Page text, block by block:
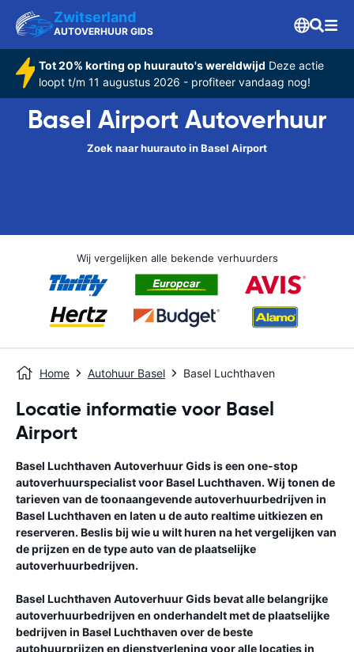
Zwitserland
AUTOVERHUUR GIDS
Tot 20% korting op huurauto's wereldwijd Deze actie
loopt t/m 11 augustus 2026 - profiteer vandaag nog!
Basel Airport Autoverhuur
Zoek naar huurauto in Basel Airport
Wij vergelijken alle bekende verhuurders
Home Autohuur Basel Basel Luchthaven
Locatie informatie voor Basel
Airport
Basel Luchthaven Autoverhuur Gidsis een one-stop
autoverhuurspecialist voorBasel Luchthaven. Wij tonen de
tarieven van de toonaangevende autoverhuurbedrijven in
Basel Luchthaven en laten u de auto realtime uitkiezen en
reserveren. Beslis bij wie u wilt huren na het vergelijken van
de prijzen en de type auto van de plaatselijke
autoverhuurbedrijven.
Basel Luchthaven Autoverhuur Gidsbevat alle belangrijke
autoverhuurbedrijven en onderhandelt met de plaatselijke
bedrijven in Basel Luchthaven over de beste
autohuurprijzen en dienstverlening voor alle locaties in